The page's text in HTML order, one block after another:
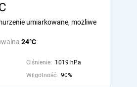
24°C
umiarkowane, możliwe
Ciśnienie: 1019 hPa
Wilgotność: 90%